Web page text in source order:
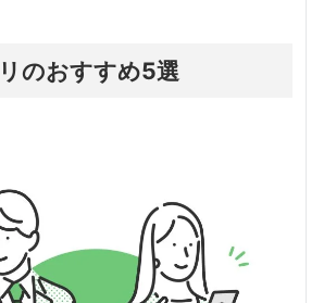
のおすすめ5選